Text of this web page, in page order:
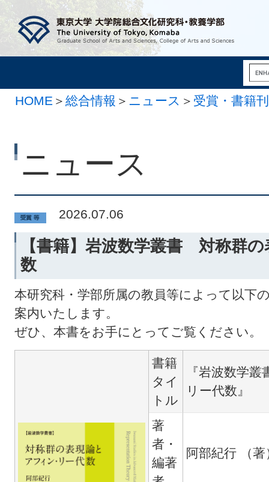
HOME ＞ 総合情報 ＞ ニュース ＞ 受賞・書籍
ニュース
2026.07.06
【書籍】岩波数学叢書 対称群
数
本研究科・学部所属の教員等によって以下
案内いたします。
ぜひ、本書をお手にとってご覧ください。
書籍
タイ
トル
『岩波数学
リー代数』
著
者・
編著
阿部紀行 （著